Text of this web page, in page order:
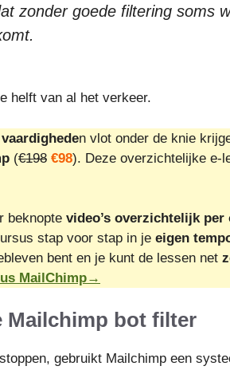
zonder goede filtering soms
helft van al het verkeer.
n vlot onder de knie
(€198 €98). Deze overzichtelijke e-
beknopte video’s overzichtelijk per
stap voor stap in je eigen
bent en je kunt de lessen net
MailChimp→
Mailchimp bot filter
gebruikt Mailchimp een